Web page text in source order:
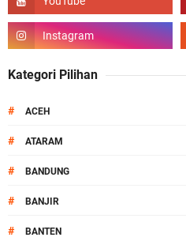
Kategori Pilihan
# ACEH
# ATARAM
# BANDUNG
# BANJIR
# BANTEN